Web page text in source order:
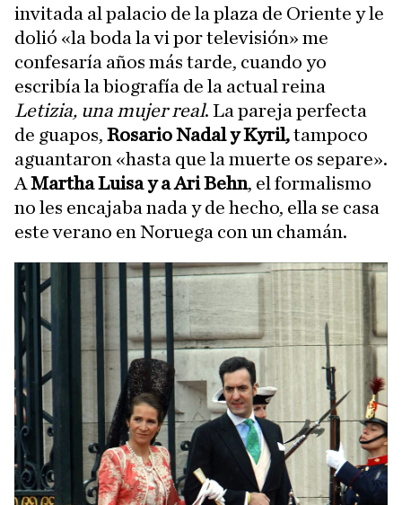
invitada al palacio de la plaza de Oriente y le
dolió «la boda la vi por televisión» me
confesaría años más tarde, cuando yo
escribía la biografía de la actual reina
Letizia, una mujer real. La pareja perfecta
de guapos, Rosario Nadal y Kyril,tampoco
aguantaron «hasta que la muerte os separe».
A Martha Luisa y a Ari Behn, el formalismo
no les encajaba nada y de hecho, ella se casa
este verano en Noruega con un chamán.